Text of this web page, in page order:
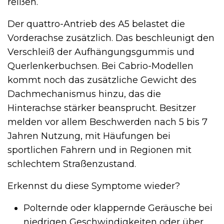
Der quattro-Antrieb des A5 belastet die
Vorderachse zusätzlich. Das beschleunigt den
Verschleiß der Aufhängungsgummis und
Querlenkerbuchsen. Bei Cabrio-Modellen
kommt noch das zusätzliche Gewicht des
Dachmechanismus hinzu, das die
Hinterachse stärker beansprucht. Besitzer
melden vor allem Beschwerden nach 5 bis 7
Jahren Nutzung, mit Häufungen bei
sportlichen Fahrern und in Regionen mit
schlechtem Straßenzustand.
Erkennst du diese Symptome wieder?
Polternde oder klappernde Geräusche bei
niedrigen Geschwindigkeiten oder über